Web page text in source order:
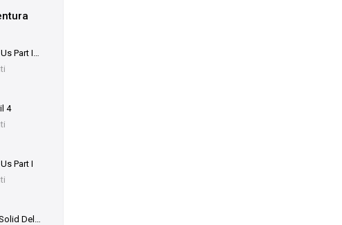
Remastered
4
Part I
Snake Eater